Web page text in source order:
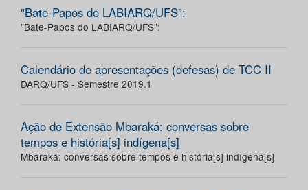
"Bate-Papos do LABIARQ/UFS":
"Bate-Papos do LABIARQ/UFS":
Calendário de apresentações (defesas) de TCC II
DARQ/UFS - Semestre 2019.1
Ação de Extensão Mbaraká: conversas sobre
tempos e história[s] indígena[s]
Mbaraká: conversas sobre tempos e história[s] indígena[s]